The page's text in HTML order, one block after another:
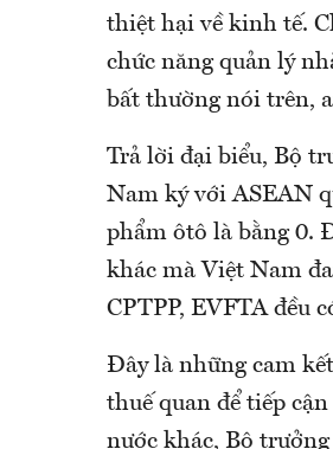
thiệt hại về kinh tế.
chức năng quản lý
bất thường nói trên,
Trả lời đại biểu, Bộ
Nam ký với ASEAN
phẩm ôtô là bằng 0.
khác mà Việt Nam
CPTPP, EVFTA đều
Đây là những cam
thuế quan để tiếp
nước khác, Bộ